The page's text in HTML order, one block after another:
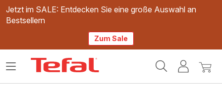
Jetzt im SALE: Entdecken Sie eine große Auswahl an
Bestsellern
Zum Sale
Mein
Mein
Das